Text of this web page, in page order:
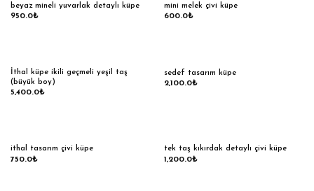
beyaz mineli yuvarlak detaylı küpe
950.0₺
mini melek çivi küpe
600.0₺
İthal küpe ikili geçmeli yeşil taş
(büyük boy)
5,400.0₺
sedef tasarım küpe
2,100.0₺
ithal tasarım çivi küpe
750.0₺
tek taş kıkırdak detaylı çivi küpe
1,200.0₺